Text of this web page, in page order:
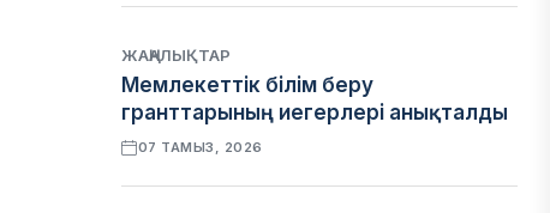
ЖАҢАЛЫҚТАР
Мемлекеттік білім беру
гранттарының иегерлері анықталды
07 ТАМЫЗ, 2026